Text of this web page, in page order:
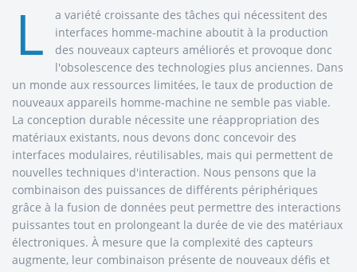
L
a variété croissante des tâches qui nécessitent des
interfaces homme-machine aboutit à la production
des nouveaux capteurs améliorés et provoque donc
l'obsolescence des technologies plus anciennes. Dans
un monde aux ressources limitées, le taux de production de
nouveaux appareils homme-machine ne semble pas viable.
La conception durable nécessite une réappropriation des
matériaux existants, nous devons donc concevoir des
interfaces modulaires, réutilisables, mais qui permettent de
nouvelles techniques d'interaction. Nous pensons que la
combinaison des puissances de différents périphériques
grâce à la fusion de données peut permettre des interactions
puissantes tout en prolongeant la durée de vie des matériaux
électroniques. À mesure que la complexité des capteurs
augmente, leur combinaison présente de nouveaux défis et